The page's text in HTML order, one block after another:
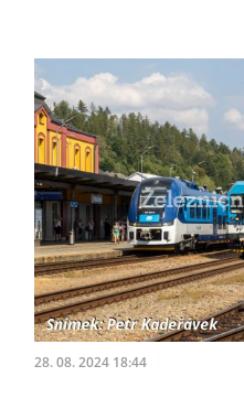
28. 08. 2024 18:44